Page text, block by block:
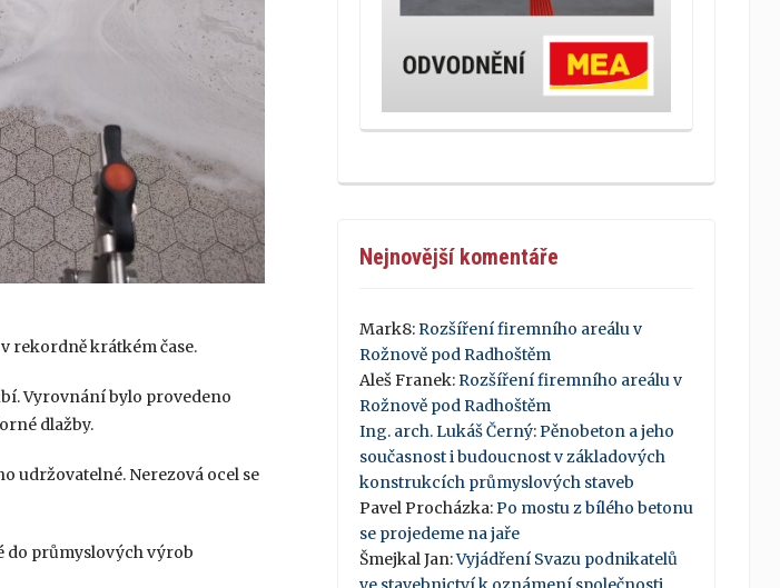
rekordně krátkém čase.
Vyrovnání bylo provedeno
dlažby.
udržovatelné. Nerezová ocel se
do průmyslových výrob
Nejnovější komentáře
Mark8:Rozšíření firemního areálu v
Rožnově pod Radhoštěm
Aleš Franek:Rozšíření firemního areálu v
Rožnově pod Radhoštěm
Ing. arch. Lukáš Černý:Pěnobeton a jeho
současnost i budoucnost v základových
konstrukcích průmyslových staveb
Pavel Procházka:Po mostu z bílého betonu
se projedeme na jaře
Šmejkal Jan:Vyjádření Svazu podnikatelů